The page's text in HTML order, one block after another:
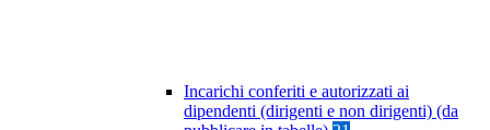
Incarichi conferiti e autorizzati ai
dipendenti (dirigenti e non dirigenti) (da